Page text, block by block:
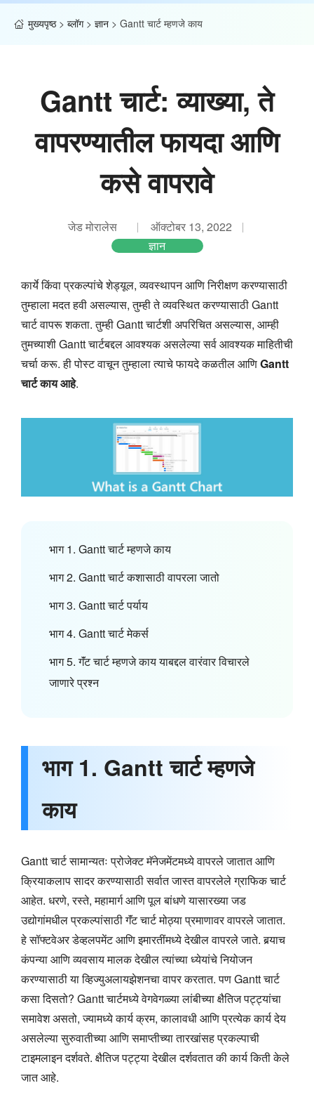
मुख्यपृष्ठ> ब्लॉग> ज्ञान > Gantt चार्ट म्हणजे काय
Gantt चार्ट: व्याख्या, ते
वापरण्यातील फायदा आणि
कसे वापरावे
जेड मोरालेस
ऑक्टोबर 13, 2022
ज्ञान
कार्ये किंवा प्रकल्पांचे शेड्यूल, व्यवस्थापन आणि निरीक्षण करण्यासाठी
तुम्हाला मदत हवी असल्यास, तुम्ही ते व्यवस्थित करण्यासाठी Gantt
चार्ट वापरू शकता. तुम्ही Gantt चार्टशी अपरिचित असल्यास, आम्ही
तुमच्याशी Gantt चार्टबद्दल आवश्यक असलेल्या सर्व आवश्यक माहितीची
चर्चा करू. ही पोस्ट वाचून तुम्हाला त्याचे फायदे कळतील आणिGantt
चार्ट काय आहे.
भाग 1. Gantt चार्ट म्हणजे काय
भाग 2. Gantt चार्ट कशासाठी वापरला जातो
भाग 3. Gantt चार्ट पर्याय
भाग 4. Gantt चार्ट मेकर्स
भाग 5. गॅंट चार्ट म्हणजे काय याबद्दल वारंवार विचारले
जाणारे प्रश्न
भाग 1. Gantt चार्ट म्हणजे
काय
Gantt चार्ट सामान्यतः प्रोजेक्ट मॅनेजमेंटमध्ये वापरले जातात आणि
क्रियाकलाप सादर करण्यासाठी सर्वात जास्त वापरलेले ग्राफिक चार्ट
आहेत. धरणे, रस्ते, महामार्ग आणि पूल बांधणे यासारख्या जड
उद्योगांमधील प्रकल्पांसाठी गॅंट चार्ट मोठ्या प्रमाणावर वापरले जातात.
हे सॉफ्टवेअर डेव्हलपमेंट आणि इमारतींमध्ये देखील वापरले जाते. बर्‍याच
कंपन्या आणि व्यवसाय मालक देखील त्यांच्या ध्येयांचे नियोजन
करण्यासाठी या व्हिज्युअलायझेशनचा वापर करतात. पण Gantt चार्ट
कसा दिसतो? Gantt चार्टमध्ये वेगवेगळ्या लांबीच्या क्षैतिज पट्ट्यांचा
समावेश असतो, ज्यामध्ये कार्य क्रम, कालावधी आणि प्रत्येक कार्य देय
असलेल्या सुरुवातीच्या आणि समाप्तीच्या तारखांसह प्रकल्पाची
टाइमलाइन दर्शवते. क्षैतिज पट्ट्या देखील दर्शवतात की कार्य किती केले
जात आहे.